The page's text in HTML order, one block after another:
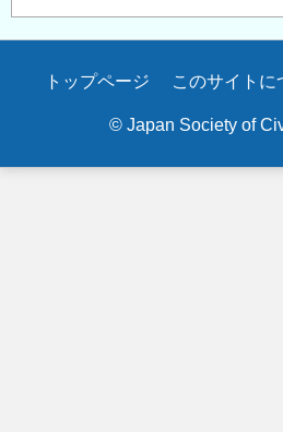
Secondary
トップページ このサイトに
© Japan Society of